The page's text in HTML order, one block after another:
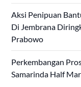
Aksi Penipuan
Di Jembrana
Prabowo
Perkembangan
Samarinda Half